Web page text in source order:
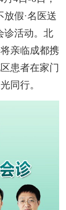
假·名医送
诊活动。北
亲临成都携
患者在家门
同行。